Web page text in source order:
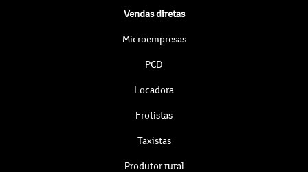
Vendas diretas
Microempresas
PCD
Locadora
Frotistas
Taxistas
Produtor rural